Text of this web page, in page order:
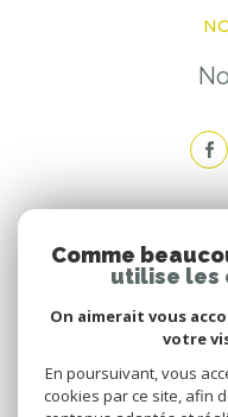
Comme
utilise les
On aimerait vous
votre
En poursuivant, vous
cookies par ce site, afin